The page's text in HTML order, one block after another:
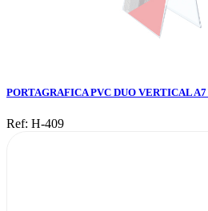
PORTAGRAFICA PVC DUO VERTICAL
Ref: H-409